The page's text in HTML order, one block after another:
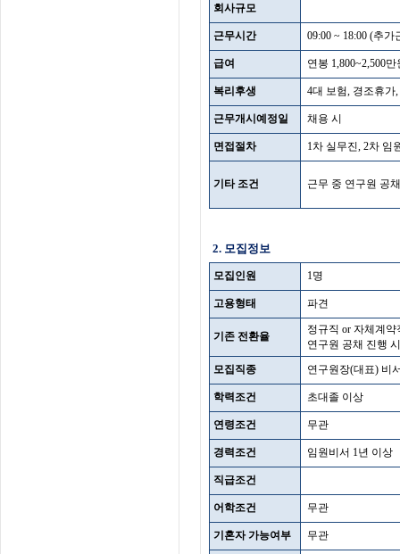
회사규모
근무시간 09:00 ~ 18:00 (추가
급여 연봉 1,800~2,500
복리후생 4대 보험, 경조휴가
근무개시예정일 채용 시
면접절차 1차 실무진, 2차 임
기타 조건 근무 중 연구원 공
2. 모집정보
모집인원 1명
고용형태 파견
기존 전환율
정규직 or 자체계약
연구원 공채 진행
모집직종
연구원장(대표) 비
학력조건 초대졸 이상
연령조건 무관
경력조건 임원비서 1년 이상
직급조건
어학조건 무관
기혼자 가능여부 무관